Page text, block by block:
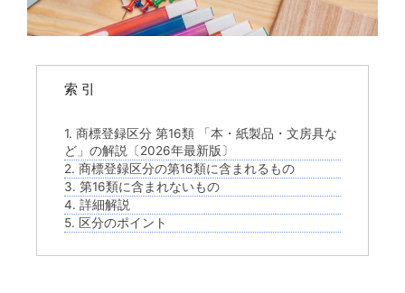
索 引
1. 商標登録区分 第16類 「本・紙製品・文房具な
ど」の解説〔2026年最新版〕
2. 商標登録区分の第16類に含まれるもの
3. 第16類に含まれないもの
4. 詳細解説
5. 区分のポイント